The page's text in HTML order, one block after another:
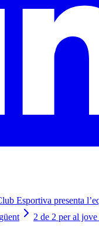
Esportiva presenta
2 de 2 per al